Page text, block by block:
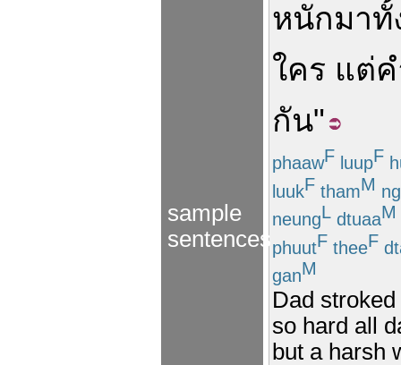
sample
sentences
หนักมาทั้
ใคร แต่
กัน"
phaawF luupF
luukF thamM
neungL dtuaaM
phuutF theeF
ganM
Dad
so hard all
but a harsh